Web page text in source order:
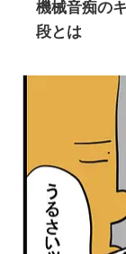
機械音痴の
段とは